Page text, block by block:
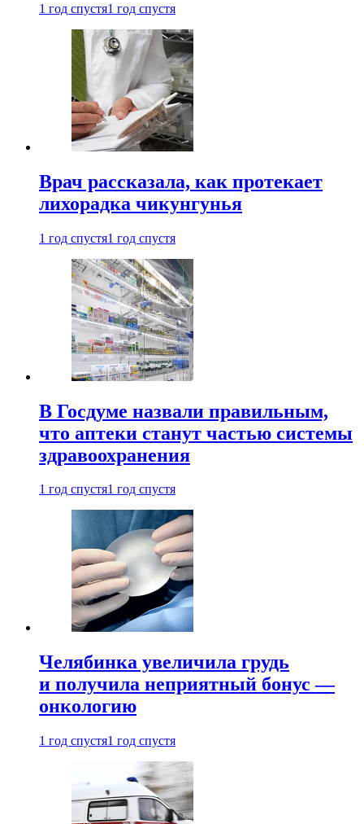
1 год спустя1 год спустя
Врач рассказала, как протекает
лихорадка чикунгунья
1 год спустя1 год спустя
В Госдуме назвали правильным,
что аптеки станут частью системы
здравоохранения
1 год спустя1 год спустя
Челябинка увеличила грудь
и получила неприятный бонус —
онкологию
1 год спустя1 год спустя